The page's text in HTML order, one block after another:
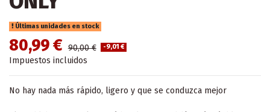
Últimas unidades en stock
80,99 € 90,00 € -9,01 €
Impuestos incluidos
No hay nada más rápido, ligero y que se conduzca mejor